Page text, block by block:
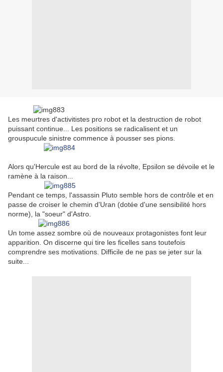
Les meurtres d'activitistes pro robot et la destruction de robot
puissant continue... Les positions se radicalisent et un
grouspucule sinistre commence à pousser ses pions.
Alors qu'Hercule est au bord de la révolte, Epsilon se dévoile et le
ramène à la raison...
Pendant ce temps, l'assassin Pluto semble hors de contrôle et en
passe de croiser le chemin d'Uran (dotée d'une sensibilité hors
norme), la "soeur" d'Astro.
Un tome assez sombre où de nouveaux protagonistes font leur
apparition. On discerne qui tire les ficelles sans toutefois
comprendre ses motivations. Difficile de ne pas se jeter sur la
suite...